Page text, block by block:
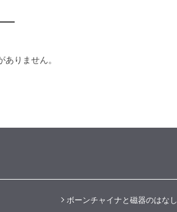
ありません。
ボーンチャイナと磁器のはなし